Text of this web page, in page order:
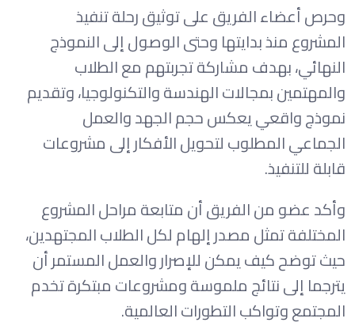
وحرص أعضاء الفريق على توثيق رحلة تنفيذ
المشروع منذ بدايتها وحتى الوصول إلى النموذج
النهائي، بهدف مشاركة تجربتهم مع الطلاب
والمهتمين بمجالات الهندسة والتكنولوجيا، وتقديم
نموذج واقعي يعكس حجم الجهد والعمل
الجماعي المطلوب لتحويل الأفكار إلى مشروعات
قابلة للتنفيذ.
وأكد عضو من الفريق أن متابعة مراحل المشروع
المختلفة تمثل مصدر إلهام لكل الطلاب المجتهدين،
حيث توضح كيف يمكن للإصرار والعمل المستمر أن
يترجما إلى نتائج ملموسة ومشروعات مبتكرة تخدم
المجتمع وتواكب التطورات العالمية.